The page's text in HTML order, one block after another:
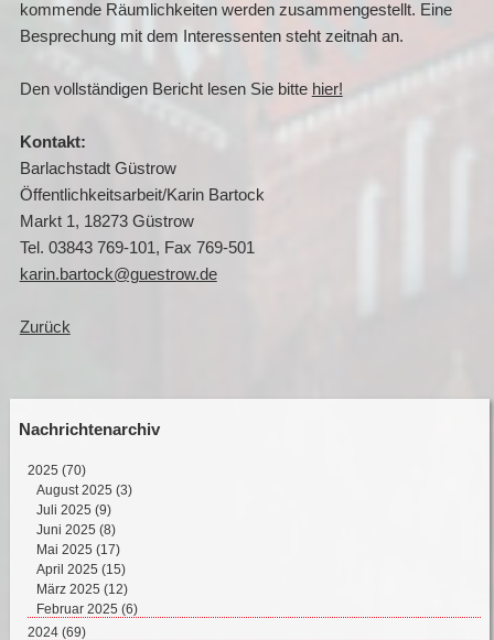
kommende Räumlichkeiten werden zusammengestellt. Eine
Besprechung mit dem Interessenten steht zeitnah an.
Den vollständigen Bericht lesen Sie bitte hier!
Kontakt:
Barlachstadt Güstrow
Öffentlichkeitsarbeit/Karin Bartock
Markt 1, 18273 Güstrow
Tel. 03843 769-101, Fax 769-501
karin.bartock@guestrow.de
Zurück
Nachrichtenarchiv
2025 (70)
August 2025 (3)
Juli 2025 (9)
Juni 2025 (8)
Mai 2025 (17)
April 2025 (15)
März 2025 (12)
Februar 2025 (6)
2024 (69)